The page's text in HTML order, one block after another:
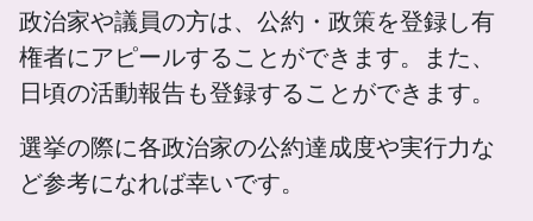
政治家や議員の方は、公約・政策を登録し有
権者にアピールすることができます。また、
日頃の活動報告も登録することができます。
選挙の際に各政治家の公約達成度や実行力な
ど参考になれば幸いです。